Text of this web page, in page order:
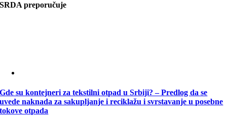
SRDA preporučuje
Gde su kontejneri za tekstilni otpad u Srbiji? – Predlog da se
uvede naknada za sakupljanje i reciklažu i svrstavanje u posebne
tokove otpada